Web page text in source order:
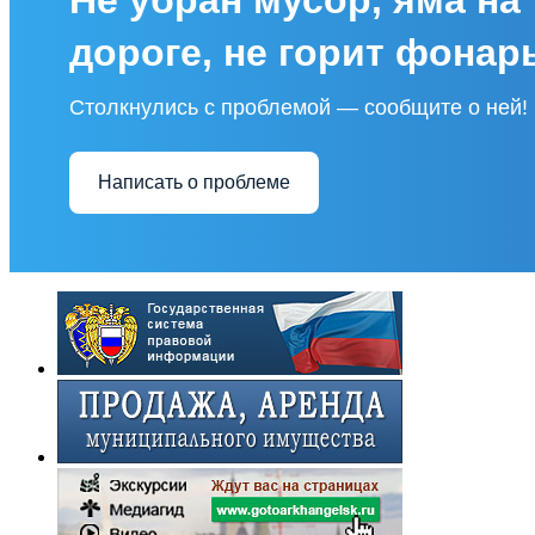
дороге, не горит
Столкнулись с проблемой — сообщите о ней!
Написать о проблеме